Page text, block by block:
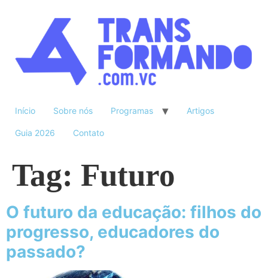
Início Sobre nós Programas Artigos
Guia 2026 Contato
Tag: Futuro
O futuro da educação: filhos do
progresso, educadores do
passado?